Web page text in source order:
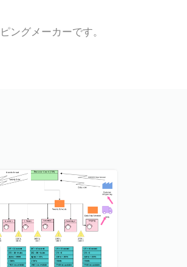
グメーカーです。